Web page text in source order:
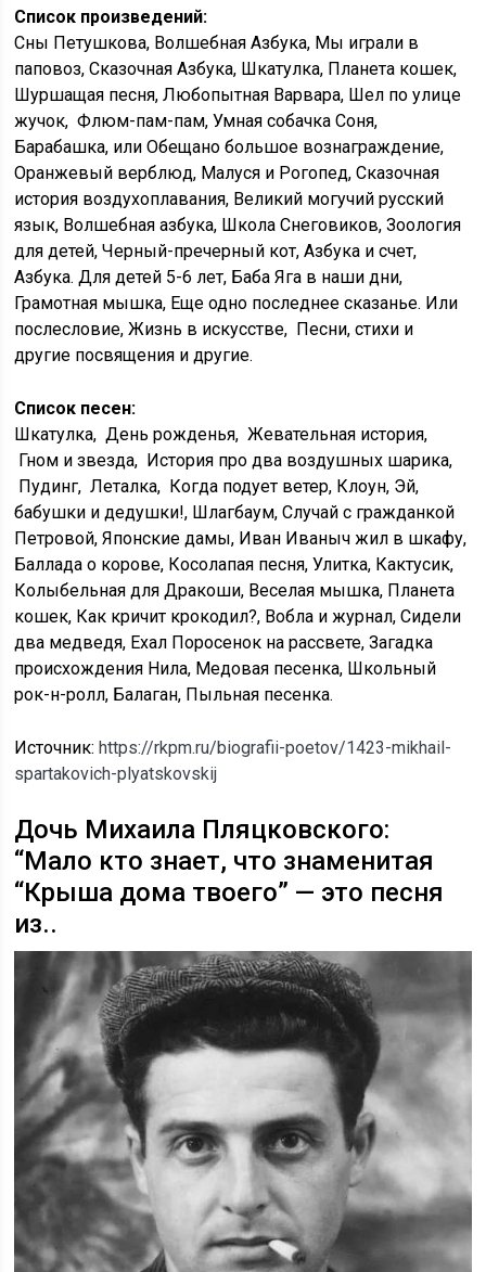
Список произведений:
Сны Петушкова, Волшебная Азбука, Мы играли в
паповоз, Сказочная Азбука, Шкатулка, Планета кошек,
Шуршащая песня, Любопытная Варвара, Шел по улице
жучок, Флюм-пам-пам, Умная собачка Соня,
Барабашка, или Обещано большое вознаграждение,
Оранжевый верблюд, Малуся и Рогопед, Сказочная
история воздухоплавания, Великий могучий русский
язык, Волшебная азбука, Школа Снеговиков, Зоология
для детей, Черный-пречерный кот, Азбука и счет,
Азбука. Для детей 5-6 лет, Баба Яга в наши дни,
Грамотная мышка, Еще одно последнее сказанье. Или
послесловие, Жизнь в искусстве, Песни, стихи и
другие посвящения и другие.
Список песен:
Шкатулка, День рожденья, Жевательная история,
Гном и звезда, История про два воздушных шарика,
Пудинг, Леталка, Когда подует ветер, Клоун, Эй,
бабушки и дедушки!, Шлагбаум, Случай с гражданкой
Петровой, Японские дамы, Иван Иваныч жил в шкафу,
Баллада о корове, Косолапая песня, Улитка, Кактусик,
Колыбельная для Дракоши, Веселая мышка, Планета
кошек, Как кричит крокодил?, Вобла и журнал, Сидели
два медведя, Ехал Поросенок на рассвете, Загадка
происхождения Нила, Медовая песенка, Школьный
рок-н-ролл, Балаган, Пыльная песенка.
Источник:https://rkpm.ru/biografii-poetov/1423-mikhail-
spartakovich-plyatskovskij
Дочь Михаила Пляцковского:
“Мало кто знает, что знаменитая
“Крыша дома твоего” — это песня
из..